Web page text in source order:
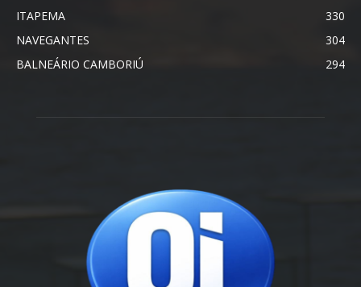
ITAPEMA
330
NAVEGANTES
304
BALNEÁRIO CAMBORIÚ
294